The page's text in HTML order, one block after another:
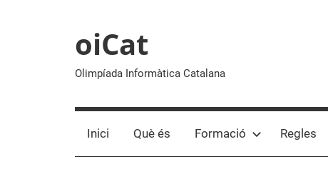
oiCat
Olimpíada Informàtica Catalana
Inici Què és Formació Regles